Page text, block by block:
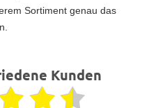
Sortiment genau das
Kunden